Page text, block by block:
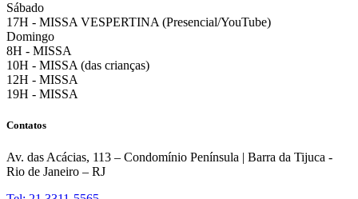
Sábado
17H - MISSA VESPERTINA (Presencial/YouTube)
Domingo
8H - MISSA
10H - MISSA (das crianças)
12H - MISSA
19H - MISSA
Contatos
Av. das Acácias, 113 – Condomínio Península | Barra da Tijuca -
Rio de Janeiro – RJ